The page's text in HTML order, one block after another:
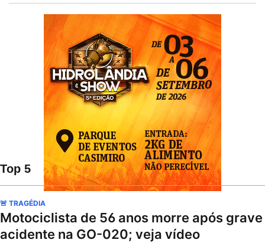
Top 5
🚨 TRAGÉDIA
Motociclista de 56 anos morre após grave
acidente na GO-020; veja vídeo